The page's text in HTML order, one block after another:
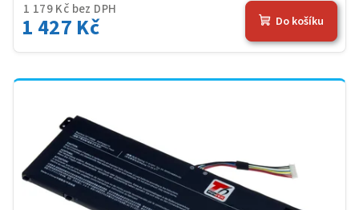
1 179 Kč bez DPH
1 427 Kč Do košíku